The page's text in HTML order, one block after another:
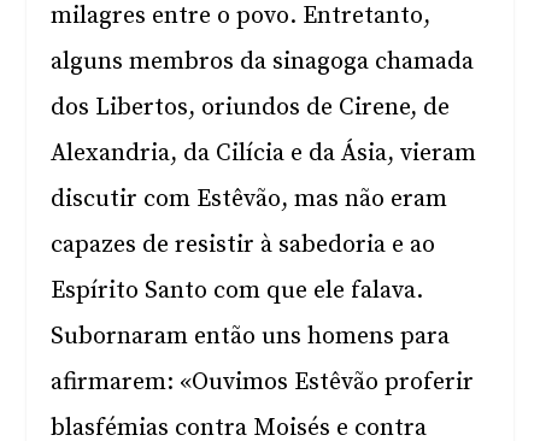
milagres entre o povo. Entretanto,
alguns membros da sinagoga chamada
dos Libertos, oriundos de Cirene, de
Alexandria, da Cilícia e da Ásia, vieram
discutir com Estêvão, mas não eram
capazes de resistir à sabedoria e ao
Espírito Santo com que ele falava.
Subornaram então uns homens para
afirmarem: «Ouvimos Estêvão proferir
blasfémias contra Moisés e contra